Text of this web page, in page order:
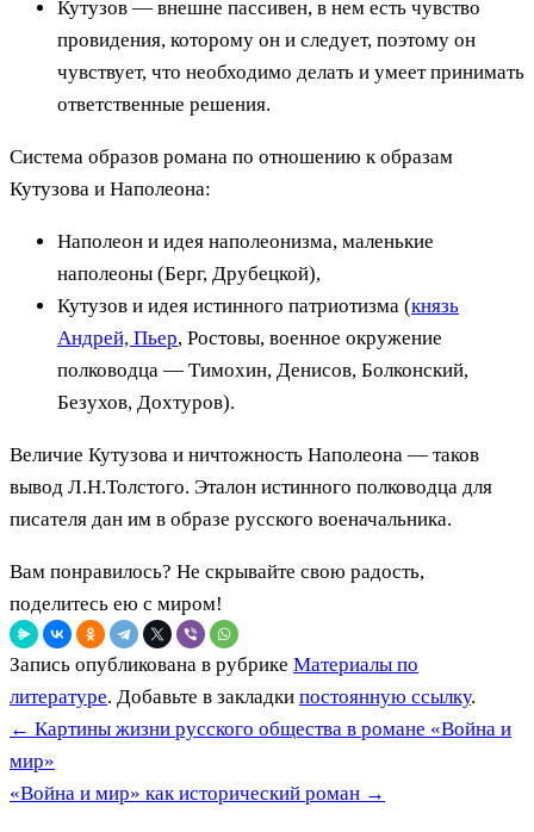
Кутузов — внешне пассивен, в нем есть чувство
провидения, которому он и следует, поэтому он
чувствует, что необходимо делать и умеет принимать
ответственные решения.
Система образов романа по отношению к образам
Кутузова и Наполеона:
Наполеон и идея наполеонизма, маленькие
наполеоны (Берг, Друбецкой),
Кутузов и идея истинного патриотизма (князь
Андрей, Пьер, Ростовы, военное окружение
полководца — Тимохин, Денисов, Болконский,
Безухов, Дохтуров).
Величие Кутузова и ничтожность Наполеона — таков
вывод Л.Н.Толстого. Эталон истинного полководца для
писателя дан им в образе русского военачальника.
Вам понравилось? Не скрывайте свою радость,
поделитесь ею с миром!
Запись опубликована в рубрике Материалы по
литературе. Добавьте в закладки постоянную ссылку.
← Картины жизни русского общества в романе «Война и
мир»
«Война и мир» как исторический роман →